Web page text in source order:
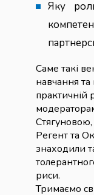
Яку
Саме такі
навчання
практичній
Регент та
знаходили
риси.
Тримаємо